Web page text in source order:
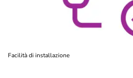
Facilità di installazione